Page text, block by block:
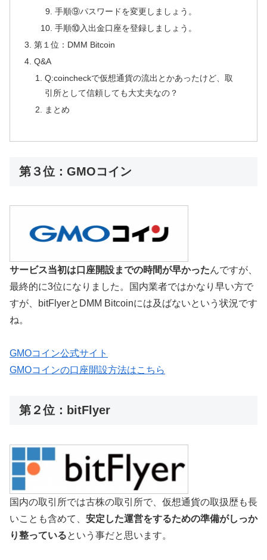
手順⑨パスワードを変更しましょう。
手順⑩入出金口座を登録しましょう。
第１位：DMM Bitcoin
Q&A
Q:coincheckで仮想通貨の流出とかあったけど、取
引所として信頼しても大丈夫なの？
まとめ
第３位：GMOコイン
サービス当初は口座開設までの時間が早かったんですが、
最終的に3位になりました。国内業者ではかなり早い方で
すが、bitFlyerとDMM Bitcoinには及ばないという状況です
ね。
GMOコイン公式サイト
GMOコインの口座開設方法はこちら
第２位：bitFlyer
国内の取引所では古株の取引所で、仮想通貨の取扱歴も長
いことも含めて、 安定した運営をするための準備がしっか
り整っているという事だと思います。